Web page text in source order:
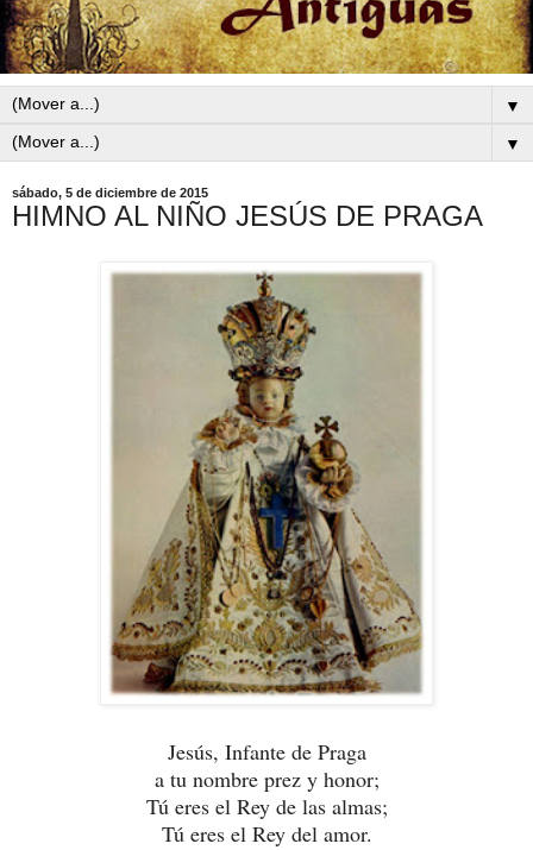
▼
▼
sábado, 5 de diciembre de 2015
HIMNO AL NIÑO JESÚS DE PRAGA
Jesús, Infante de Praga
a tu nombre prez y honor;
Tú eres el Rey de las almas;
Tú eres el Rey del amor.